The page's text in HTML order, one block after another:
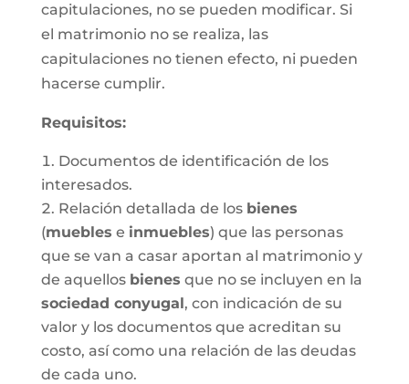
capitulaciones, no se pueden modificar. Si
el matrimonio no se realiza, las
capitulaciones no tienen efecto, ni pueden
hacerse cumplir.
Requisitos:
Documentos de identificación de los
interesados.
Relación detallada de los bienes
(muebles e inmuebles) que las personas
que se van a casar aportan al matrimonio y
de aquellos bienes que no se incluyen en la
sociedad conyugal, con indicación de su
valor y los documentos que acreditan su
costo, así como una relación de las deudas
de cada uno.